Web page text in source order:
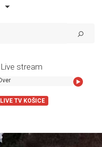
Live stream
LIVE TV KOŠICE